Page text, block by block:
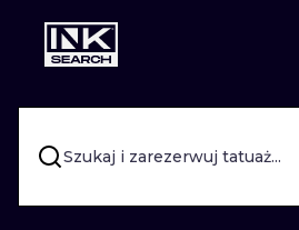
MIASTA
WARSZAWA
KRAKÓW
Szukaj i zarezerwuj tatuaż...